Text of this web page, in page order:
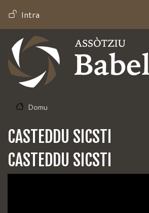
contenuto
principale
MENU PROFILO UTENTE
Intra
Domu
CASTEDDU SICSTI
CASTEDDU SICSTI